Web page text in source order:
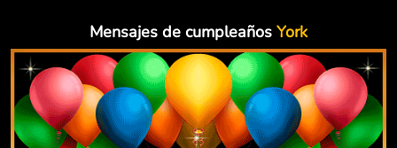
Mensajes de cumpleaños York